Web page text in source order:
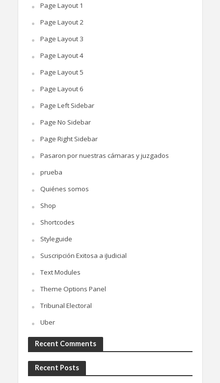
Page Layout 1
Page Layout 2
Page Layout 3
Page Layout 4
Page Layout 5
Page Layout 6
Page Left Sidebar
Page No Sidebar
Page Right Sidebar
Pasaron por nuestras cámaras y juzgados
prueba
Quiénes somos
Shop
Shortcodes
Styleguide
Suscripción Exitosa a iJudicial
Text Modules
Theme Options Panel
Tribunal Electoral
Uber
Recent Comments
Recent Posts